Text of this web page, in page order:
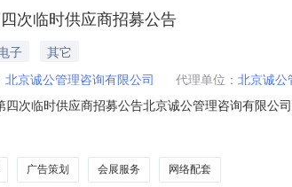
次临时供应商招募公告
子
其它
北京诚公管理咨询有限公司 代理单位： 北京诚公
次临时供应商招募公告北京诚公管理咨询有限
www.bdebid.com/）注册用户，用户身份应
广告策划 会展服务 网络配套